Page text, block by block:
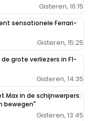
Gisteren, 16:15
sensationele Ferrari-
Gisteren, 15:25
grote verliezers in F1-
Gisteren, 14:35
Max in de schijnwerpers:
bewegen"
Gisteren, 13:45